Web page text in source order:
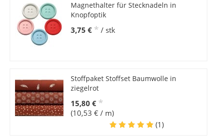
Magnethalter für Stecknadeln in
Knopfoptik
3,75 € * / stk
Stoffpaket Stoffset Baumwolle in
ziegelrot
15,80 € *
(10,53 € / m)
(1)